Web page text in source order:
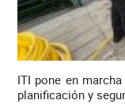
ITI pone en
planificación y